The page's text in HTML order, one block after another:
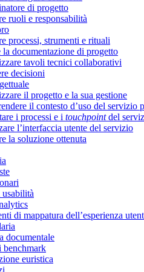
di progetto
ruoli e responsabilità
processi, strumenti e rituali
la documentazione di progetto
tavoli tecnici collaborativi
decisioni
il progetto e la sua gestione
il contesto d’uso del servizio
i processi e i touchpointdel
l’interfaccia utente del servizio
la soluzione ottenuta
di mappatura dell’esperienza
documentale
benchmark
euristica